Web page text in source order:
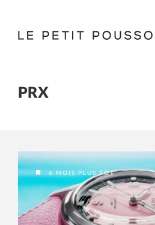
PRX
6 MOIS PLUS TÔT